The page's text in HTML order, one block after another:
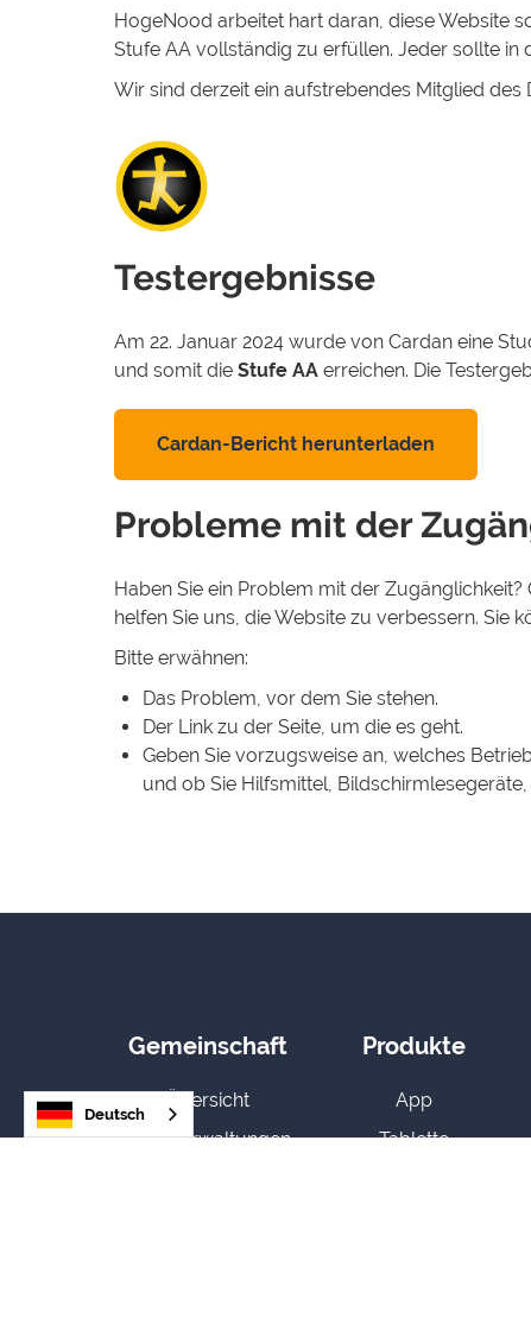
HogeNood arbeitet hart daran, diese Website
Stufe AA vollständig zu erfüllen. Jeder sollte in
Wir sind derzeit ein aufstrebendes Mitglied des
Testergebnisse
Am 22. Januar 2024 wurde von Cardan eine
und somit die Stufe AA erreichen. Die
Cardan-Bericht herunterladen
Probleme mit der
Haben Sie ein Problem mit der
helfen Sie uns, die Website zu verbessern. Sie
Bitte erwähnen:
Das Problem, vor dem Sie stehen.
Der Link zu der Seite, um die es geht.
Geben Sie vorzugsweise an, welches
und ob Sie Hilfsmittel,
Gemeinschaft
Übersicht
Stadtverwaltungen
Produkte
App
Tablette
Deutsch